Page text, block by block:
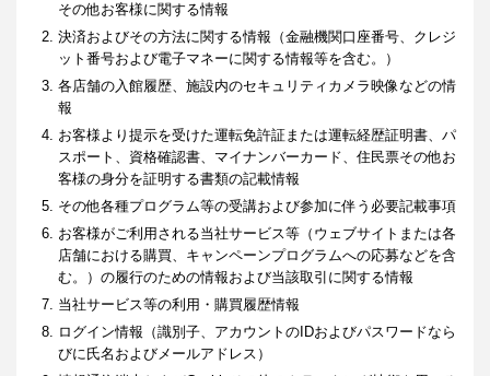
その他お客様に関する情報
決済およびその方法に関する情報（金融機関口座番号、クレジ
ット番号および電子マネーに関する情報等を含む。）
各店舗の入館履歴、施設内のセキュリティカメラ映像などの情
報
お客様より提示を受けた運転免許証または運転経歴証明書、パ
スポート、資格確認書、マイナンバーカード、住民票その他お
客様の身分を証明する書類の記載情報
その他各種プログラム等の受講および参加に伴う必要記載事項
お客様がご利用される当社サービス等（ウェブサイトまたは各
店舗における購買、キャンペーンプログラムへの応募などを含
む。）の履行のための情報および当該取引に関する情報
当社サービス等の利用・購買履歴情報
ログイン情報（識別子、アカウントのIDおよびパスワードなら
びに氏名およびメールアドレス）